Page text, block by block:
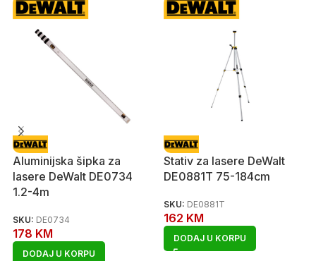
Aluminijska šipka za
lasere DeWalt DE0734
1.2-4m
SKU: DE0734
178 KM
DODAJ U KORPU
Stativ za lasere DeWalt
DE0881T 75-184cm
SKU: DE0881T
162 KM
DODAJ U KORPU